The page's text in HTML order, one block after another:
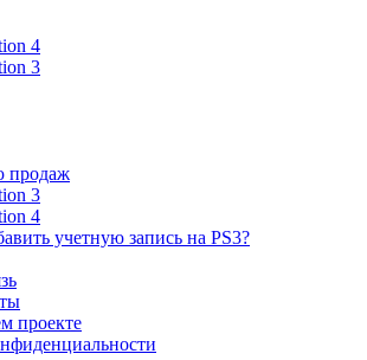
4
3
продаж
3
4
учетную запись на PS3?
проекте